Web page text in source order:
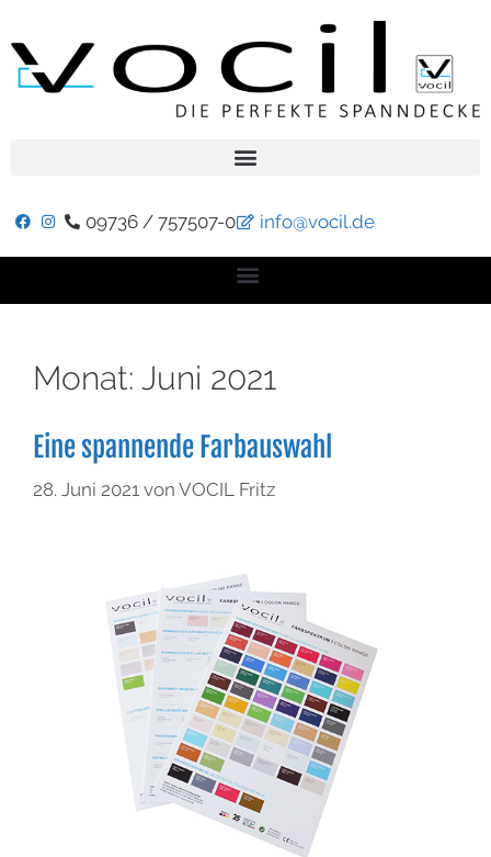
09736 / 757507-0 info@vocil.de
Monat: Juni 2021
Eine spannende Farbauswahl
28. Juni 2021 von VOCIL Fritz